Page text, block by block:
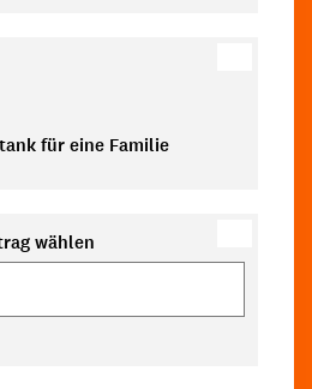
für eine Familie
wählen